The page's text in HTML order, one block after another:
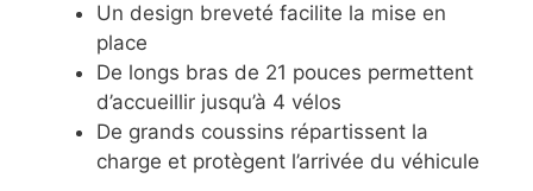
​Un design breveté facilite la mise en
place
​De longs bras de 21 pouces permettent
d’accueillir jusqu’à 4 vélos
​De grands coussins répartissent la
charge et protègent l’arrivée du véhicule